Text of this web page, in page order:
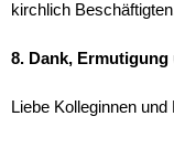
kirchlich
8. Dank,
Liebe Kolleginnen und